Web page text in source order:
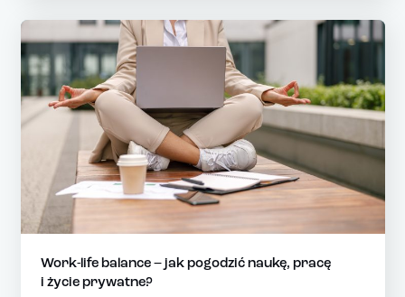
Work-life balance – jak pogodzić naukę, pracę
i życie prywatne?